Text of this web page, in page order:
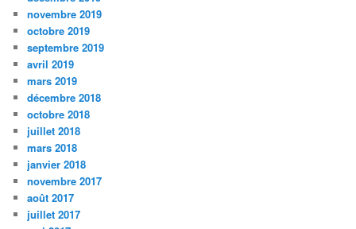
novembre 2019
octobre 2019
septembre 2019
avril 2019
mars 2019
décembre 2018
octobre 2018
juillet 2018
mars 2018
janvier 2018
novembre 2017
août 2017
juillet 2017